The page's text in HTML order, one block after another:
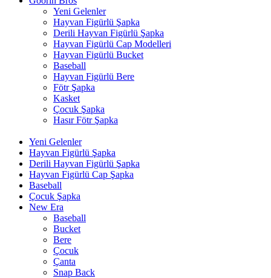
Yeni Gelenler
Hayvan Figürlü Şapka
Derili Hayvan Figürlü Şapka
Hayvan Figürlü Cap Modelleri
Hayvan Figürlü Bucket
Baseball
Hayvan Figürlü Bere
Fötr Şapka
Kasket
Çocuk Şapka
Hasır Fötr Şapka
Yeni Gelenler
Hayvan Figürlü Şapka
Derili Hayvan Figürlü Şapka
Hayvan Figürlü Cap Şapka
Baseball
Çocuk Şapka
New Era
Baseball
Bucket
Bere
Çocuk
Çanta
Snap Back